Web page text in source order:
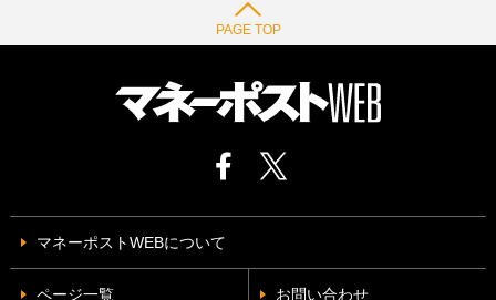
PAGE TOP
マネーポストWEBについて
ページ一覧 お問い合わせ